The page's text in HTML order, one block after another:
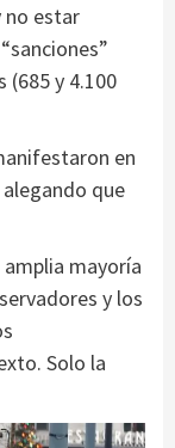
no estar
(685 y 4.100
en
que
mayoría
y los
Solo la